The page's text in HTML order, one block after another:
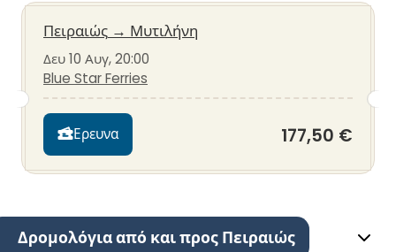
Πειραιώς → Μυτιλήνη
Δευ 10 Αυγ, 20:00
Blue Star Ferries
Ερευνα 177,50 €
Δρομολόγια από και προς Πειραιώς